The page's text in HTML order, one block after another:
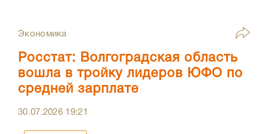
Экономика
Росстат: Волгоградская область
вошла в тройку лидеров ЮФО по
средней зарплате
30.07.2026 19:21